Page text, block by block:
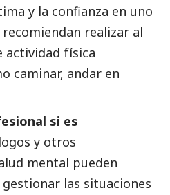
y la confianza en uno
realizar al
actividad física
caminar, andar en
si es
y otros
mental pueden
las situaciones